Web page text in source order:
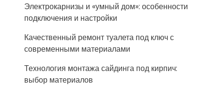
Электрокарнизы и «умный дом»: особенности
подключения и настройки
Качественный ремонт туалета под ключ с
современными материалами
Технология монтажа сайдинга под кирпич:
выбор материалов